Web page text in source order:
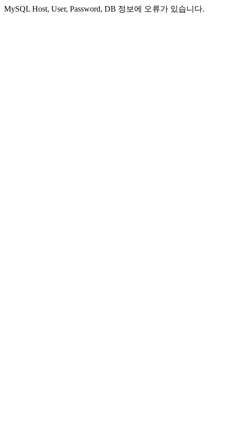
MySQL Host, User, Password, DB 정보에 오류가 있습니다.